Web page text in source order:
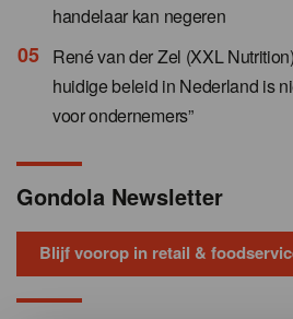
handelaar kan negeren
René van der Zel (XXL
huidige beleid in Nederland is
voor ondernemers”
Gondola Newsletter
Blijf voorop in retail &